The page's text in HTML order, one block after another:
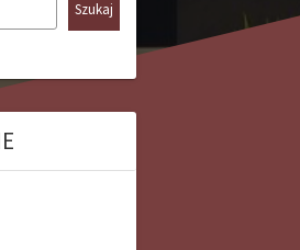
Szukaj